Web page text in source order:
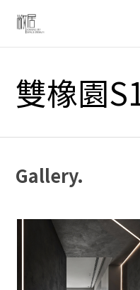
雙橡園
Gallery.